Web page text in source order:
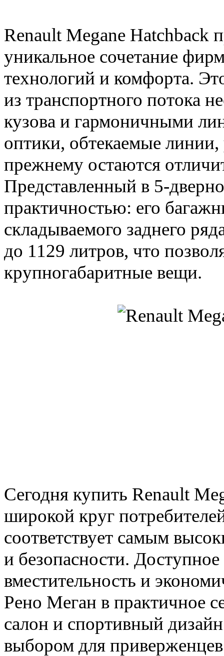
Renault Megane Hatchback
уникальное сочетание
технологий и комфорта.
из транспортного потока
кузова и гармоничными
оптики, обтекаемые
прежнему остаются
Представленный в 5-
практичностью: его
складываемого заднего
до 1129 литров, что
крупногабаритные вещи.
Сегодня купить Renault
широкой круг
соответствует самым
и безопасности.
вместительность и
Рено Меган в практичное
салон и спортивный
выбором для